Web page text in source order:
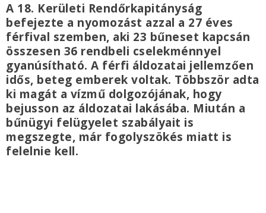
A 18. Kerületi Rendőrkapitányság
befejezte a nyomozást azzal a 27 éves
férfival szemben, aki 23 bűneset kapcsán
összesen 36 rendbeli cselekménnyel
gyanúsítható. A férfi áldozatai jellemzően
idős, beteg emberek voltak. Többször adta
ki magát a vízmű dolgozójának, hogy
bejusson az áldozatai lakásába. Miután a
bűnügyi felügyelet szabályait is
megszegte, már fogolyszökés miatt is
felelnie kell.